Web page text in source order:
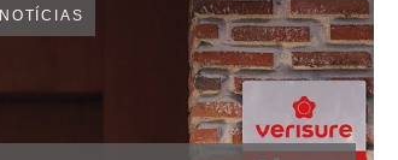
NOTÍCIAS